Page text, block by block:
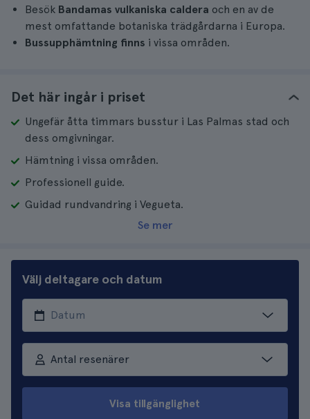
Besök Bandamas vulkaniska caldera och en av de
mest omfattande botaniska trädgårdarna i Europa.
Bussupphämtning finns i vissa områden.
Det här ingår i priset
Ungefär åtta timmars busstur i Las Palmas stad och
dess omgivningar.
Hämtning i vissa områden.
Professionell guide.
Guidad rundvandring i Vegueta.
Se mer
Välj deltagare och datum
Antal resenärer
Visa tillgänglighet